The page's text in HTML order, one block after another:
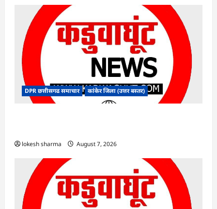
DPR छत्तीसगढ समाचार कांकेर जिला (उत्तर बस्तर)
lokesh sharma August 7, 2026